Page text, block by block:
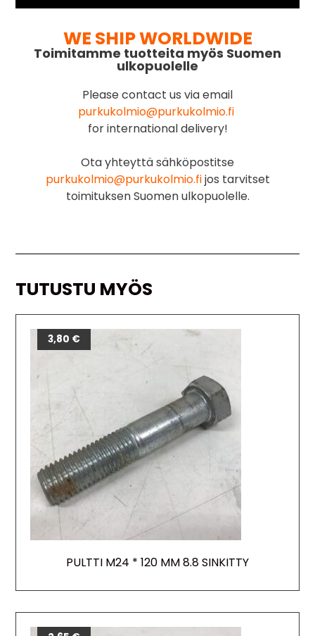
WE SHIP WORLDWIDE
Toimitamme tuotteita myös Suomen
ulkopuolelle
Please contact us via email
purkukolmio@purkukolmio.fi
for international delivery!
Ota yhteyttä sähköpostitse
purkukolmio@purkukolmio.fijos tarvitset
toimituksen Suomen ulkopuolelle.
TUTUSTU MYÖS
PULTTI M24 * 120 MM 8.8 SINKITTY
3,80 €